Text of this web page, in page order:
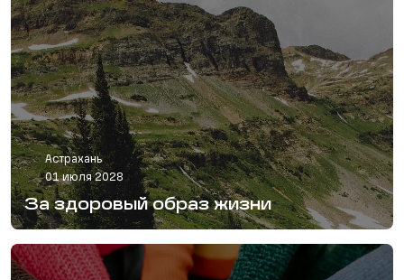
Астрахань
01 июля 2028
За здоровый образ жизни